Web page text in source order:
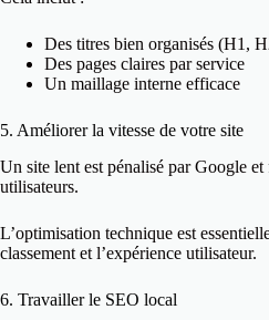
Des titres bien organisés (H1,
Des pages claires par service
Un maillage interne efficace
5. Améliorer la vitesse de votre site
Un site lent est pénalisé par Google
utilisateurs.
L’optimisation technique est
classement et l’expérience utilisateur.
6. Travailler le SEO local